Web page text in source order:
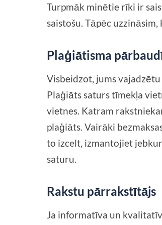
Turpmāk minētie rīki ir
saistošu. Tāpēc
Plaģiātisma
Visbeidzot, jums
Plaģiāts saturs tīmekļa
vietnes. Katram
plaģiāts. Vairāki
to izcelt, izmantojiet
saturu.
Rakstu pārrakstītājs
Ja informatīva un